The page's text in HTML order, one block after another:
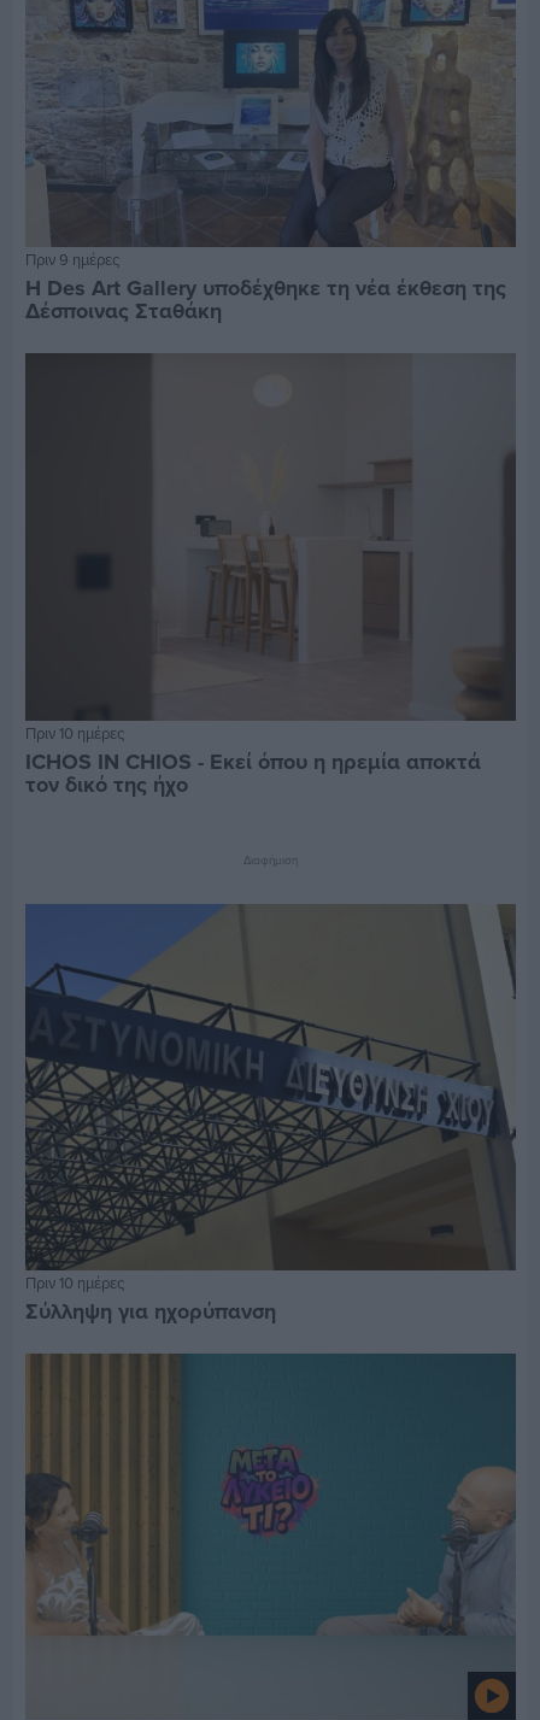
Πριν 9 ημέρες
Η Des Art Gallery υποδέχθηκε τη νέα έκθεση της
Δέσποινας Σταθάκη
Πριν 10 ημέρες
ICHOS IN CHIOS - Εκεί όπου η ηρεμία αποκτά
τον δικό της ήχο
Διαφήμιση
Πριν 10 ημέρες
Σύλληψη για ηχορύπανση